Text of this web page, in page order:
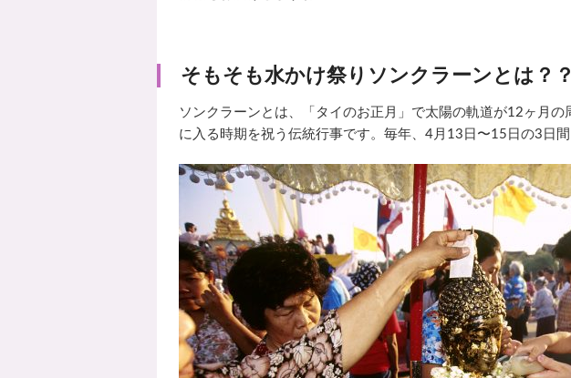
そもそも水かけ祭りソンクラーンとは？？
ソンクラーンとは、「タイのお正月」で太陽の軌道が12ヶ月
に入る時期を祝う伝統行事です。毎年、4月13日〜15日の3日